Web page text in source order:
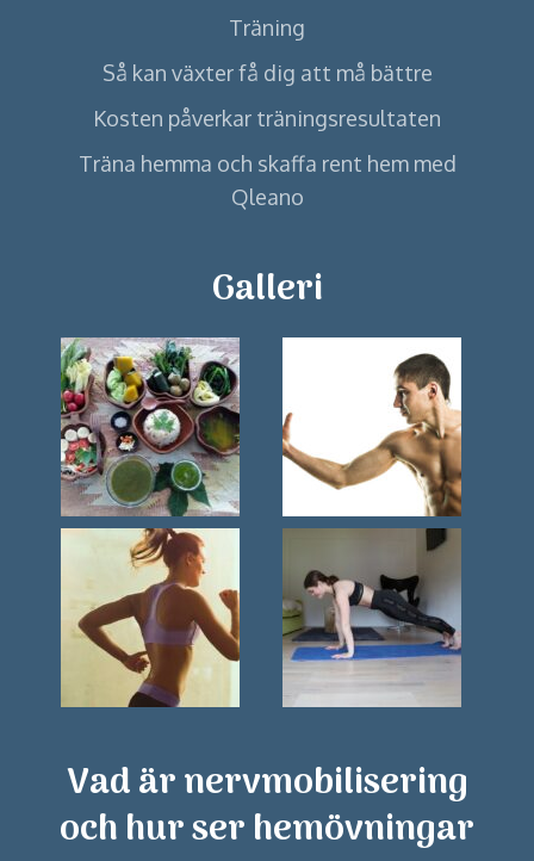
Träning
Så kan växter få dig att må bättre
Kosten påverkar träningsresultaten
Träna hemma och skaffa rent hem med
Qleano
Galleri
Vad är nervmobilisering
och hur ser hemövningar